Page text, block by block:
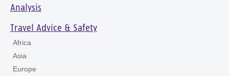
Analysis
Travel Advice & Safety
Africa
Asia
Europe